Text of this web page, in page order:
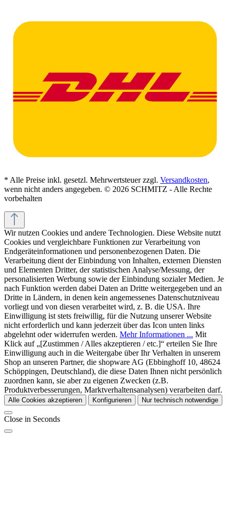
* Alle Preise inkl. gesetzl. Mehrwertsteuer zzgl. Versandkosten,
wenn nicht anders angegeben. © 2026 SCHMITZ - Alle Rechte
vorbehalten
Wir nutzen Cookies und andere Technologien. Diese Website nutzt
Cookies und vergleichbare Funktionen zur Verarbeitung von
Endgeräteinformationen und personenbezogenen Daten. Die
Verarbeitung dient der Einbindung von Inhalten, externen Diensten
und Elementen Dritter, der statistischen Analyse/Messung, der
personalisierten Werbung sowie der Einbindung sozialer Medien. Je
nach Funktion werden dabei Daten an Dritte weitergegeben und an
Dritte in Ländern, in denen kein angemessenes Datenschutzniveau
vorliegt und von diesen verarbeitet wird, z. B. die USA. Ihre
Einwilligung ist stets freiwillig, für die Nutzung unserer Website
nicht erforderlich und kann jederzeit über das Icon unten links
abgelehnt oder widerrufen werden. Mehr Informationen ... Mit
Klick auf „[Zustimmen / Alles akzeptieren / etc.]“ erteilen Sie Ihre
Einwilligung auch in die Weitergabe über Ihr Verhalten in unserem
Shop an unseren Partner, die shopware AG (Ebbinghoff 10, 48624
Schöppingen, Deutschland), die diese Daten Ihnen nicht persönlich
zuordnen kann, sie aber zu eigenen Zwecken (z.B.
Produktverbesserungen, Marktverhaltensanalysen) verarbeiten darf.
Alle Cookies akzeptieren Konfigurieren Nur technisch notwendige
Close in Seconds